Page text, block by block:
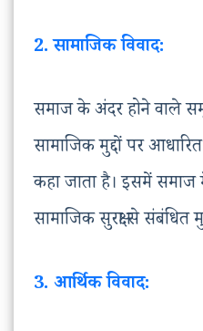
2. सामाजिक विवाद:
समाज के अंदर होने वाले
सामाजिक मुद्दों पर
कहा जाता है। इसमें
सामाजिक सुरक्षा से संबंधित
3. आर्थिक विवाद: